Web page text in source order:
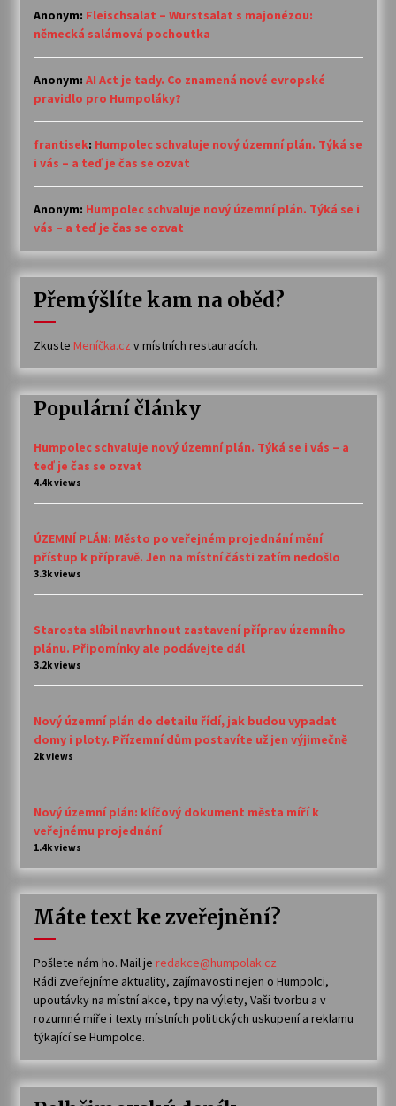
Anonym: Fleischsalat – Wurstsalat s majonézou:
německá salámová pochoutka
Anonym: AI Act je tady. Co znamená nové evropské
pravidlo pro Humpoláky?
frantisek: Humpolec schvaluje nový územní plán. Týká se
i vás – a teď je čas se ozvat
Anonym: Humpolec schvaluje nový územní plán. Týká se i
vás – a teď je čas se ozvat
Přemýšlíte kam na oběd?
Zkuste Meníčka.cz v místních restauracích.
Populární články
Humpolec schvaluje nový územní plán. Týká se i vás – a
teď je čas se ozvat
4.4k views
ÚZEMNÍ PLÁN: Město po veřejném projednání mění
přístup k přípravě. Jen na místní části zatím nedošlo
3.3k views
Starosta slíbil navrhnout zastavení příprav územního
plánu. Připomínky ale podávejte dál
3.2k views
Nový územní plán do detailu řídí, jak budou vypadat
domy i ploty. Přízemní dům postavíte už jen výjimečně
2k views
Nový územní plán: klíčový dokument města míří k
veřejnému projednání
1.4k views
Máte text ke zveřejnění?
Pošlete nám ho. Mail je redakce@humpolak.cz
Rádi zveřejníme aktuality, zajímavosti nejen o Humpolci,
upoutávky na místní akce, tipy na výlety, Vaši tvorbu a v
rozumné míře i texty místních politických uskupení a reklamu
týkající se Humpolce.